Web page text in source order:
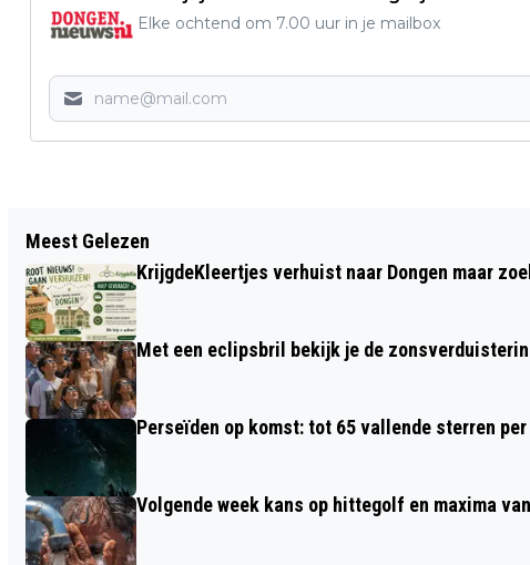
Elke ochtend om 7.00 uur in je mailbox
DONGENAREN UITGEDAAGD: EEN WEEK
ZONDER TOEGEVOEGDE SUIKERS
TIJDENS DE NATIONALE SUIKER
CHALLENGE
Meest Gelezen
KrijgdeKleertjes verhuist naar Dongen maar
Met een eclipsbril bekijk je de
Perseïden op komst: tot 65 vallende sterren
Volgende week kans op hittegolf en maxima